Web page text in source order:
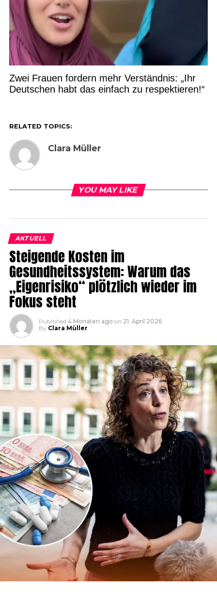
Zwei Frauen fordern mehr Verständnis: „Ihr
Deutschen habt das einfach zu respektieren!“
RELATED TOPICS:
Clara Müller
YOU MAY LIKE
AKTUELL
Steigende Kosten im
Gesundheitssystem: Warum das
„Eigenrisiko“ plötzlich wieder im
Fokus steht
Published 4 Monaten ago on 21. April 2026
By Clara Müller